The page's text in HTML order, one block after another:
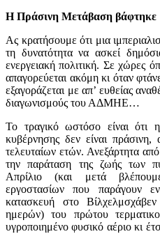
Η Πράσινη Μετάβαση
Ας κρατήσουμε ότι μια
τη δυνατότητα να ασκεί
ενεργειακή πολιτική. Σε χώρες
απαγορεύεται ακόμη κι όταν
εξαγοράζεται με απ’ ευθείας
διαγωνισμούς του ΑΔΜΗΕ…
Το τραγικό ωστόσο είναι ότι
κυβέρνησης δεν είναι
τελευταίων ετών. Ανεξάρτητα από
την παράταση της ζωής των
Απρίλιο (και μετά
εργοστασίων που παράγουν
κατασκευή στο
ημερών) του πρώτου
υγροποιημένο φυσικό αέριο κι